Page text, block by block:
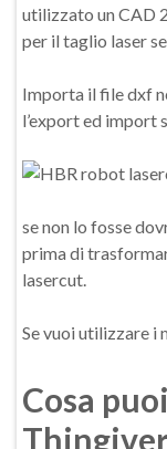
utilizzato un CAD
per il taglio laser
Importa il file dxf
l’export ed import
se non lo fosse
prima di
lasercut.
Se vuoi utilizzare i
Cosa